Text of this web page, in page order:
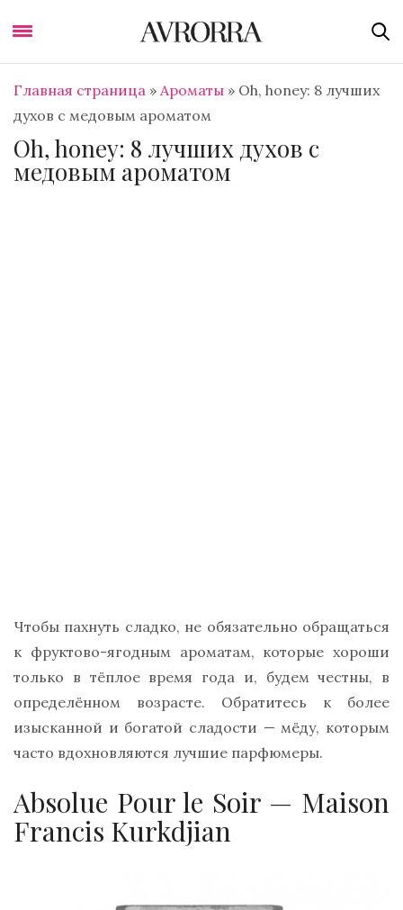
Главная страница » Ароматы » Oh, honey: 8 лучших
духов с медовым ароматом
Oh, honey: 8 лучших духов с
медовым ароматом
Чтобы пахнуть сладко, не обязательно обращаться
к фруктово-ягодным ароматам, которые хороши
только в тёплое время года и, будем честны, в
определённом возрасте. Обратитесь к более
изысканной и богатой сладости — мёду, которым
часто вдохновляются лучшие парфюмеры.
Absolue Pour le Soir — Maison
Francis Kurkdjian